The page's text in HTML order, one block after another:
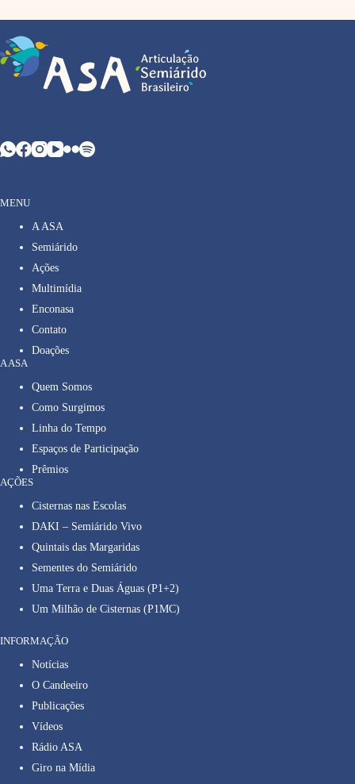
MENU
A ASA
Semiárido
Ações
Multimídia
Enconasa
Contato
Doações
A ASA
Quem Somos
Como Surgimos
Linha do Tempo
Espaços de Participação
Prêmios
AÇÕES
Cisternas nas Escolas
DAKI – Semiárido Vivo
Quintais das Margaridas
Sementes do Semiárido
Uma Terra e Duas Águas (P1+2)
Um Milhão de Cisternas (P1MC)
INFORMAÇÃO
Notícias
O Candeeiro
Publicações
Vídeos
Rádio ASA
Giro na Mídia